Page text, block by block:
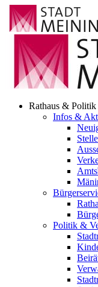
Rathaus & Politik
Infos &
Politik &